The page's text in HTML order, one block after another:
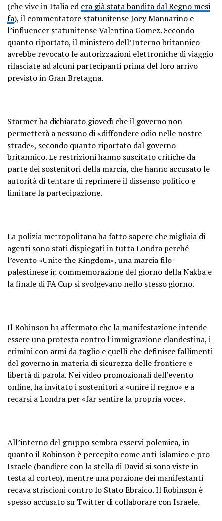
(che vive in Italia ed era già stata bandita dal Regno mesi
fa), il commentatore statunitense Joey Mannarino e
l’influencer statunitense Valentina Gomez. Secondo
quanto riportato, il ministero dell’Interno britannico
avrebbe revocato le autorizzazioni elettroniche di viaggio
rilasciate ad alcuni partecipanti prima del loro arrivo
previsto in Gran Bretagna.
Starmer ha dichiarato giovedì che il governo non
permetterà a nessuno di «diffondere odio nelle nostre
strade», secondo quanto riportato dal governo
britannico. Le restrizioni hanno suscitato critiche da
parte dei sostenitori della marcia, che hanno accusato le
autorità di tentare di reprimere il dissenso politico e
limitare la partecipazione.
La polizia metropolitana ha fatto sapere che migliaia di
agenti sono stati dispiegati in tutta Londra perché
l’evento «Unite the Kingdom», una marcia filo-
palestinese in commemorazione del giorno della Nakba e
la finale di FA Cup si svolgevano nello stesso giorno.
Il Robinson ha affermato che la manifestazione intende
essere una protesta contro l’immigrazione clandestina, i
crimini con armi da taglio e quelli che definisce fallimenti
del governo in materia di sicurezza delle frontiere e
libertà di parola. Nei video promozionali dell’evento
online, ha invitato i sostenitori a «unire il regno» e a
recarsi a Londra per «far sentire la propria voce».
All’interno del gruppo sembra esservi polemica, in
quanto il Robinson è percepito come anti-islamico e pro-
Israele (bandiere con la stella di David si sono viste in
testa al corteo), mentre una porzione dei manifestanti
recava striscioni contro lo Stato Ebraico. Il Robinson è
spesso accusato su Twitter di collaborare con Israele.